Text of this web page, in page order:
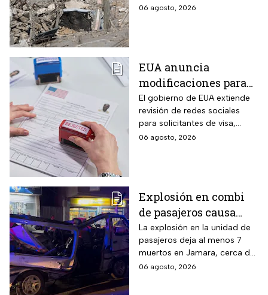
aumento de menores
06 agosto, 2026
EUA anuncia
modificaciones para
el trámite de la visa:
mexicanos deberán
cumplir nueva
medida
El gobierno de EUA extiende
revisión de redes sociales
para solicitantes de visa,
incluyendo mexicanos y
06 agosto, 2026
Explosión en combi
de pasajeros causa
terror en las calles de
Jaramana en Damasco
La explosión en la unidad de
pasajeros deja al menos 7
muertos en Jamara, cerca de
Damasco; autoridades
06 agosto, 2026